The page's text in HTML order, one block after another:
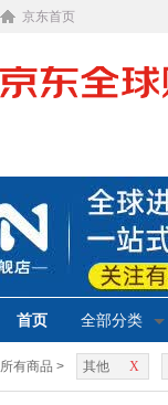
京东首页
首页 全部分类
所有商品 > X
其他